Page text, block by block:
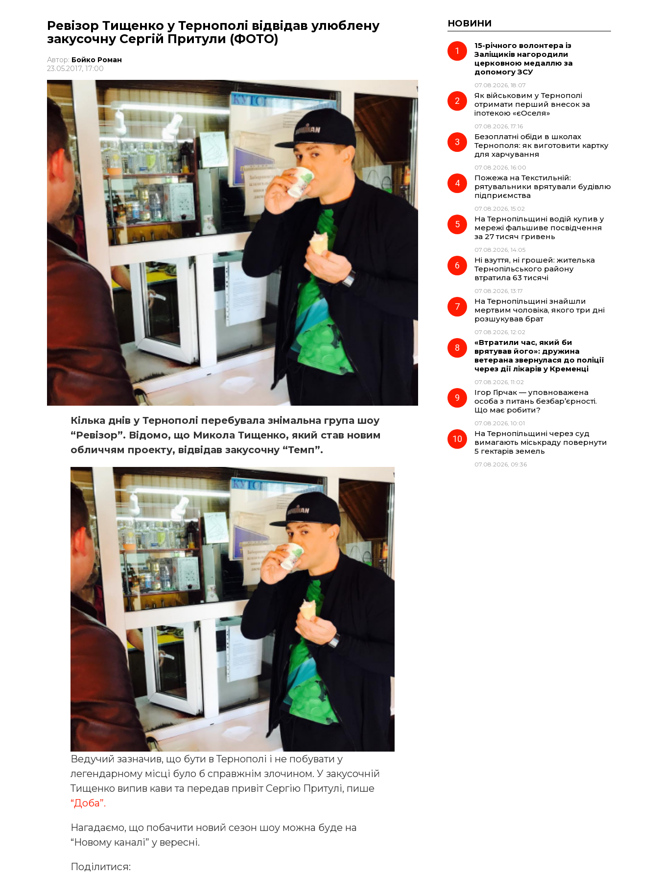
Ревізор Тищенко у Тернополі відвідав улюблену
закусочну Сергій Притули (ФОТО)
Автор: Бойко Роман
23.05.2017, 17:00
Кілька днів у Тернополі перебувала знімальна група шоу
“Ревізор”. Відомо, що Микола Тищенко, який став новим
обличчям проекту, відвідав закусочну “Темп”.
Ведучий зазначив, що бути в Тернополі і не побувати у
легендарному місці було б справжнім злочином. У закусочній
Тищенко випив кави та передав привіт Сергію Притулі, пише
“Доба”.
Нагадаємо, що побачити новий сезон шоу можна буде на
“Новому каналі” у вересні.
Поділитися:
НОВИНИ
15-річного волонтера із
Заліщиків нагородили
церковною медаллю за
допомогу ЗСУ
07.08.2026, 18:07
Як військовим у Тернополі
отримати перший внесок за
іпотекою «єОселя»
07.08.2026, 17:16
Безоплатні обіди в школах
Тернополя: як виготовити картку
для харчування
07.08.2026, 16:00
Пожежа на Текстильній:
рятувальники врятували будівлю
підприємства
07.08.2026, 15:02
На Тернопільщині водій купив у
мережі фальшиве посвідчення
за 27 тисяч гривень
07.08.2026, 14:05
Ні взуття, ні грошей: жителька
Тернопільського району
втратила 63 тисячі
07.08.2026, 13:17
На Тернопільщині знайшли
мертвим чоловіка, якого три дні
розшукував брат
07.08.2026, 12:02
«Втратили час, який би
врятував його»: дружина
ветерана звернулася до поліції
через дії лікарів у Кременці
07.08.2026, 11:02
Ігор Гірчак — уповноважена
особа з питань безбар’єрності.
Що має робити?
07.08.2026, 10:01
На Тернопільщині через суд
вимагають міськраду повернути
5 гектарів земель
07.08.2026, 09:36